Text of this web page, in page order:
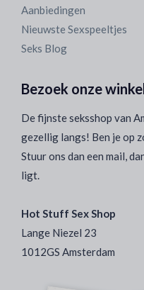
Aanbiedingen
Nieuwste Sexspeeltjes
Seks Blog
Bezoek onze
De fijnste seksshop van
gezellig langs! Ben je op
Stuur ons dan een mail,
ligt.
Hot Stuff Sex Shop
Lange Niezel 23
1012GS Amsterdam